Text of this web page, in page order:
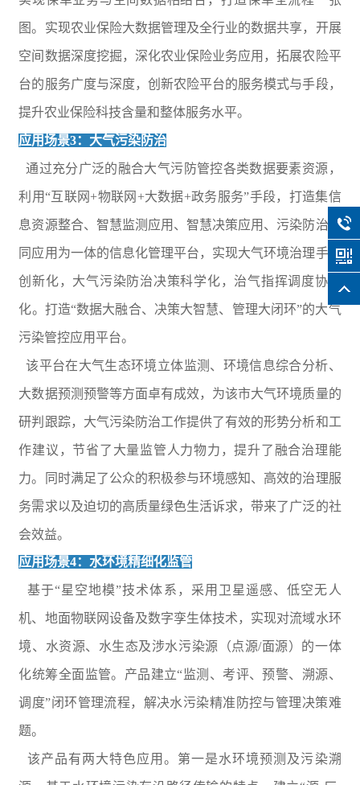
图。实现农业保险大数据管理及全行业的数据共享，开展
空间数据深度挖掘，深化农业保险业务应用，拓展农险平
台的服务广度与深度，创新农险平台的服务模式与手段，
提升农业保险科技含量和整体服务水平。
应用场景3：大气污染防治
通过充分广泛的融合大气污防管控各类数据要素资源，
利用“互联网+物联网+大数据+政务服务”手段，打造集信
息资源整合、智慧监测应用、智慧决策应用、污染防治协
同应用为一体的信息化管理平台，实现大气环境治理手段
创新化，大气污染防治决策科学化，治气指挥调度协同
化。打造“数据大融合、决策大智慧、管理大闭环”的大气
污染管控应用平台。
该平台在大气生态环境立体监测、环境信息综合分析、
大数据预测预警等方面卓有成效，为该市大气环境质量的
研判跟踪，大气污染防治工作提供了有效的形势分析和工
作建议，节省了大量监管人力物力，提升了融合治理能
力。同时满足了公众的积极参与环境感知、高效的治理服
务需求以及迫切的高质量绿色生活诉求，带来了广泛的社
会效益。
应用场景4：水环境精细化监管
基于“星空地模”技术体系，采用卫星遥感、低空无人
机、地面物联网设备及数字孪生体技术，实现对流域水环
境、水资源、水生态及涉水污染源（点源/面源）的一体
化统筹全面监管。产品建立“监测、考评、预警、溯源、
调度”闭环管理流程，解决水污染精准防控与管理决策难
题。
该产品有两大特色应用。第一是水环境预测及污染溯